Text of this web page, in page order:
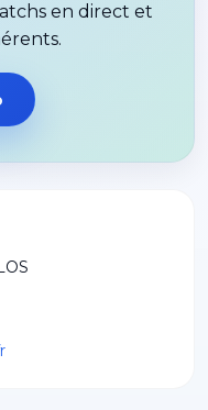
en direct et